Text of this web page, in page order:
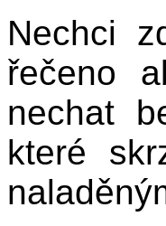
Nechci
řečeno
nechat
které